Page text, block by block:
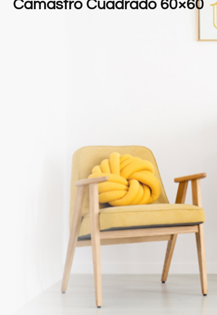
Camastro Cuadrado 60×60